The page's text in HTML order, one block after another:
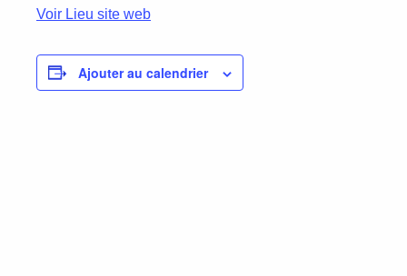
Voir Lieu site web
Ajouter au calendrier